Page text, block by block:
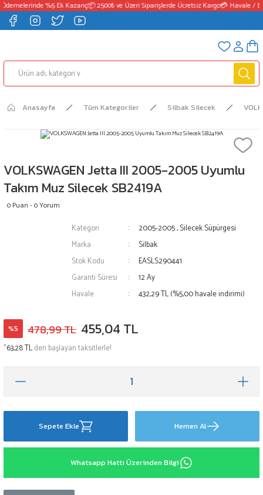
%5 Ek Kazanç📦 2500₺ ve Üzeri Siparişlerde Ücretsiz Kargo💳 Havale /
Anasayfa Tüm Kategoriler Silbak Silecek
VOLKSWAGEN Jetta III 2005-2005 Uyumlu
Takım Muz Silecek SB2419A
0 Puan - 0 Yorum
Kategori 2005-2005,Silecek Süpürgesi
Marka
Silbak
Stok Kodu
EASLS290441
Garanti Süresi
12 Ay
Havale
432,29 TL (%5,00 havale indirimi)
%5 478,99 TL 455,04 TL
*63,28 TLden başlayan taksitlerle!
Sepete Ekle Hemen Al
Whatsapp Hattı Üzerinden Bilgi